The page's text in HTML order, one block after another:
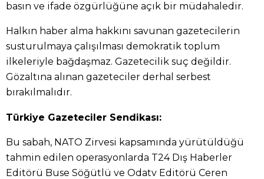
basın ve ifade özgürlüğüne açık bir müdahaledir.
Halkın haber alma hakkını savunan gazetecilerin
susturulmaya çalışılması demokratik toplum
ilkeleriyle bağdaşmaz. Gazetecilik suç değildir.
Gözaltına alınan gazeteciler derhal serbest
bırakılmalıdır.
Türkiye Gazeteciler Sendikası:
Bu sabah, NATO Zirvesi kapsamında yürütüldüğü
tahmin edilen operasyonlarda T24 Dış Haberler
Editörü Buse Söğütlü ve Odatv Editörü Ceren